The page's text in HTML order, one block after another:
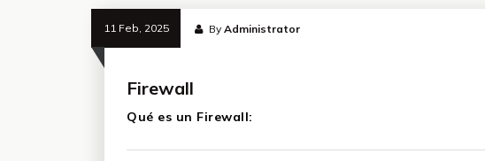
11 Feb, 2025 ByAdministrator
Firewall
Qué es un Firewall: